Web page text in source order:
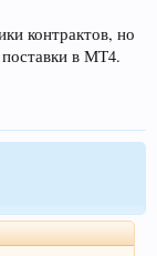
контрактов, но
в МТ4.